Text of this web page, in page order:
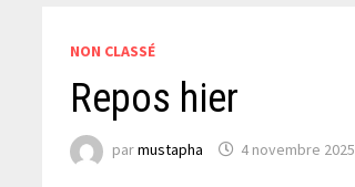
NON CLASSÉ
Repos hier
parmustapha 4 novembre 2025